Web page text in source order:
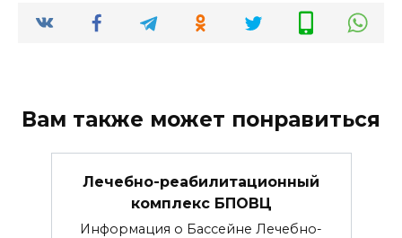
Вам также может понравиться
Лечебно-реабилитационный
комплекс БПОВЦ
Информация о Бассейне Лечебно-